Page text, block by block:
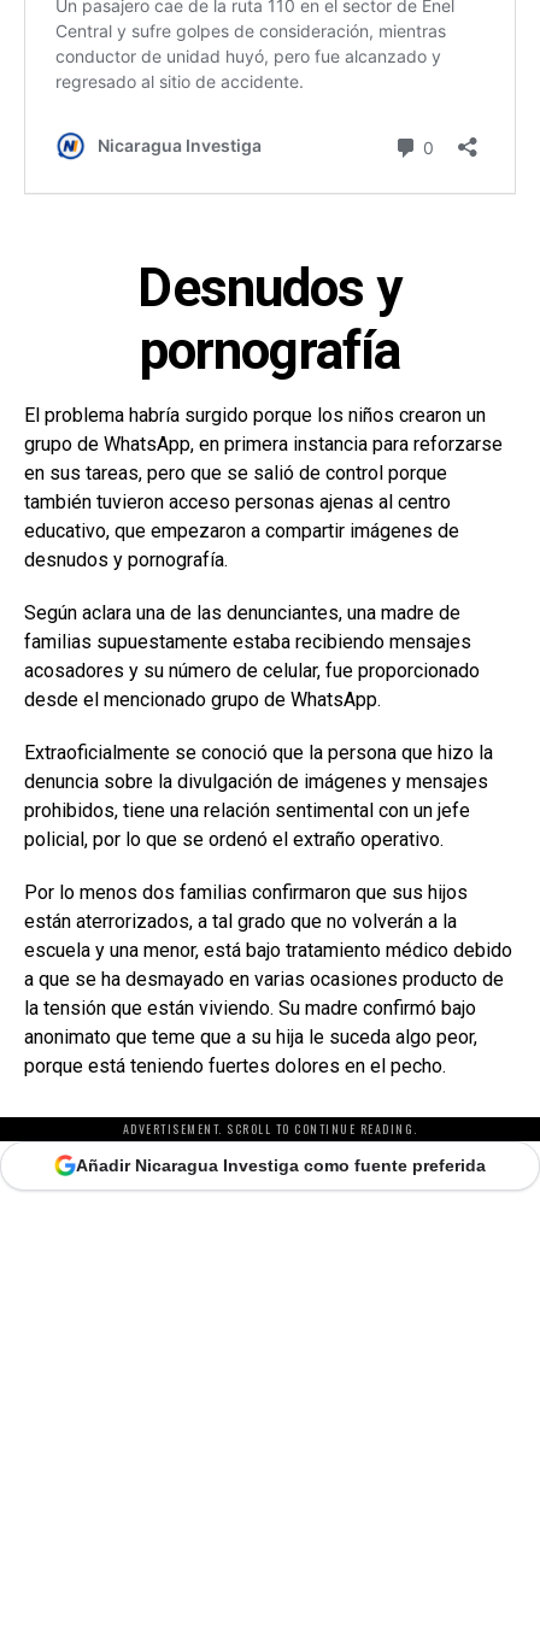
Desnudos y
pornografía
El problema habría surgido porque los niños crearon un
grupo de WhatsApp, en primera instancia para reforzarse
en sus tareas, pero que se salió de control porque
también tuvieron acceso personas ajenas al centro
educativo, que empezaron a compartir imágenes de
desnudos y pornografía.
Según aclara una de las denunciantes, una madre de
familias supuestamente estaba recibiendo mensajes
acosadores y su número de celular, fue proporcionado
desde el mencionado grupo de WhatsApp.
Extraoficialmente se conoció que la persona que hizo la
denuncia sobre la divulgación de imágenes y mensajes
prohibidos, tiene una relación sentimental con un jefe
policial, por lo que se ordenó el extraño operativo.
Por lo menos dos familias confirmaron que sus hijos
están aterrorizados, a tal grado que no volverán a la
escuela y una menor, está bajo tratamiento médico debido
a que se ha desmayado en varias ocasiones producto de
la tensión que están viviendo. Su madre confirmó bajo
anonimato que teme que a su hija le suceda algo peor,
porque está teniendo fuertes dolores en el pecho.
ADVERTISEMENT. SCROLL TO CONTINUE READING.
Añadir Nicaragua Investiga como fuente preferida